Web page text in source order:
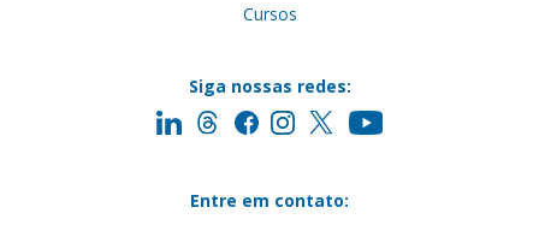
Cursos
Siga nossas redes:
Entre em contato: